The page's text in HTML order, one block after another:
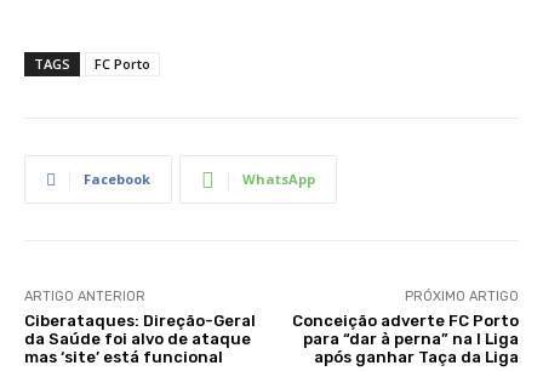
TAGS FC Porto
Facebook WhatsApp
ARTIGO ANTERIOR
Ciberataques: Direção-Geral
da Saúde foi alvo de ataque
mas ‘site’ está funcional
PRÓXIMO ARTIGO
Conceição adverte FC Porto
para “dar à perna” na I Liga
após ganhar Taça da Liga